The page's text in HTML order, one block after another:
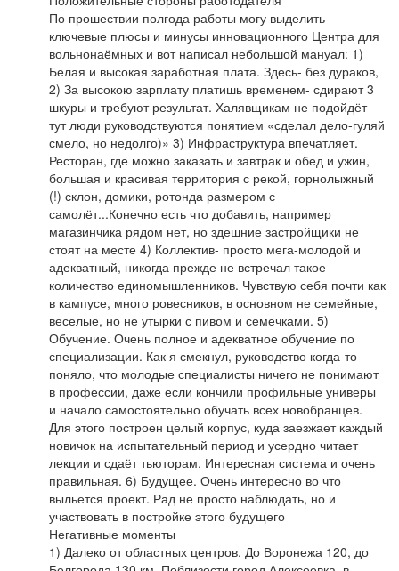
По прошествии полгода работы могу выделить
ключевые плюсы и минусы инновационного Центра для
вольнонаёмных и вот написал небольшой мануал: 1)
Белая и высокая заработная плата. Здесь- без дураков,
2) За высокою зарплату платишь временем- сдирают 3
шкуры и требуют результат. Халявщикам не подойдёт-
тут люди руководствуются понятием «сделал дело-гуляй
смело, но недолго)» 3) Инфраструктура впечатляет.
Ресторан, где можно заказать и завтрак и обед и ужин,
большая и красивая территория с рекой, горнолыжный
(!) склон, домики, ротонда размером с
самолёт...Конечно есть что добавить, например
магазинчика рядом нет, но здешние застройщики не
стоят на месте 4) Коллектив- просто мега-молодой и
адекватный, никогда прежде не встречал такое
количество единомышленников. Чувствую себя почти как
в кампусе, много ровесников, в основном не семейные,
веселые, но не утырки с пивом и семечками. 5)
Обучение. Очень полное и адекватное обучение по
специализации. Как я смекнул, руководство когда-то
поняло, что молодые специалисты ничего не понимают
в профессии, даже если кончили профильные универы
и начало самостоятельно обучать всех новобранцев.
Для этого построен целый корпус, куда заезжает каждый
новичок на испытательный период и усердно читает
лекции и сдаёт тьюторам. Интересная система и очень
правильная. 6) Будущее. Очень интересно во что
выльется проект. Рад не просто наблюдать, но и
участвовать в постройке этого будущего
Негативные моменты
1) Далеко от областных центров. До Воронежа 120, до